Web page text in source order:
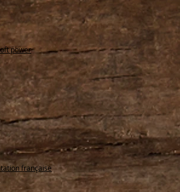
power
française